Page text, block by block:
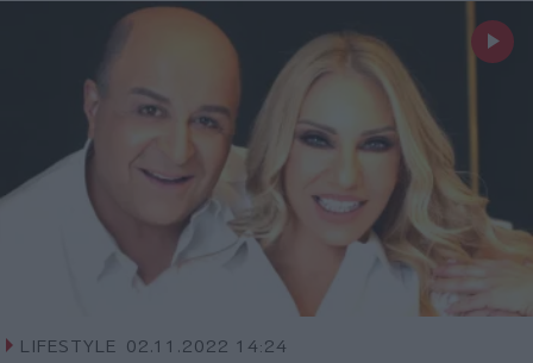
LIFESTYLE
02.11.2022 14:24